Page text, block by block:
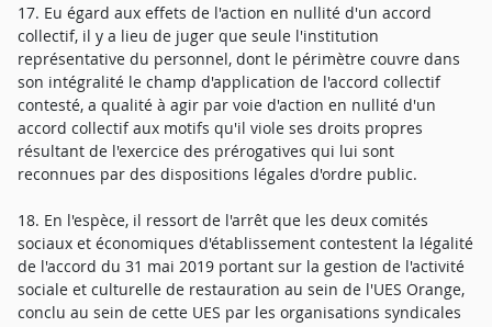
17. Eu égard aux effets de l'action en nullité d'un accord
collectif, il y a lieu de juger que seule l'institution
représentative du personnel, dont le périmètre couvre dans
son intégralité le champ d'application de l'accord collectif
contesté, a qualité à agir par voie d'action en nullité d'un
accord collectif aux motifs qu'il viole ses droits propres
résultant de l'exercice des prérogatives qui lui sont
reconnues par des dispositions légales d'ordre public.
18. En l'espèce, il ressort de l'arrêt que les deux comités
sociaux et économiques d'établissement contestent la légalité
de l'accord du 31 mai 2019 portant sur la gestion de l'activité
sociale et culturelle de restauration au sein de l'UES Orange,
conclu au sein de cette UES par les organisations syndicales